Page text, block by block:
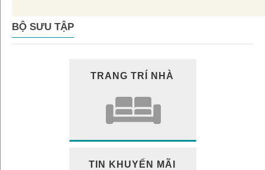
BỘ SƯU TẬP
TRANG TRÍ NHÀ
TIN KHUYẾN MÃI